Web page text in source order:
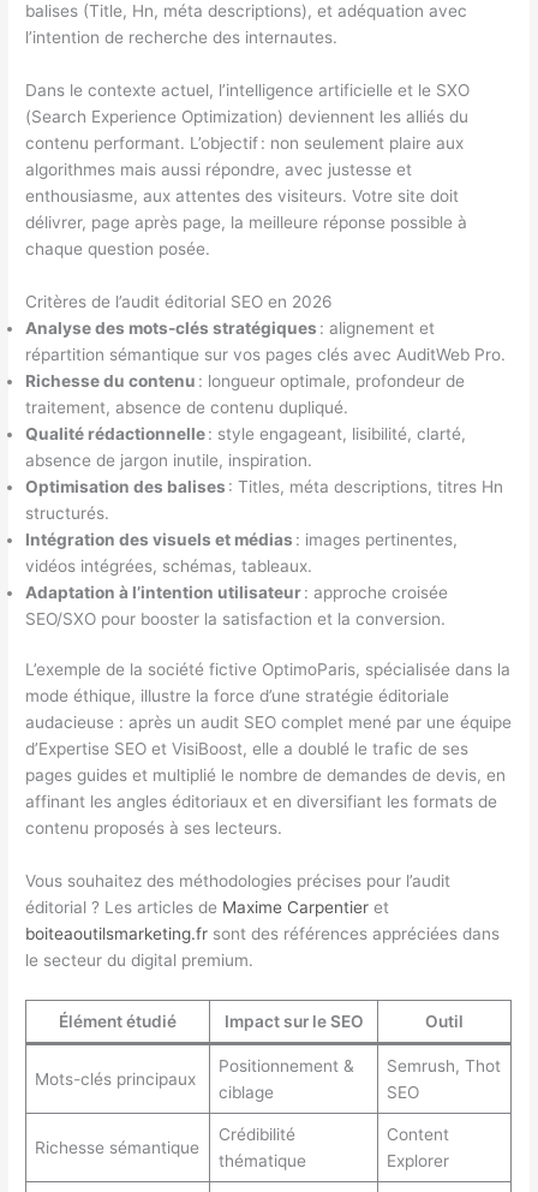
balises (Title, Hn, méta descriptions), et adéquation avec
l’intention de recherche des internautes.
Dans le contexte actuel, l’intelligence artificielle et le SXO
(Search Experience Optimization) deviennent les alliés du
contenu performant. L’objectif : non seulement plaire aux
algorithmes mais aussi répondre, avec justesse et
enthousiasme, aux attentes des visiteurs. Votre site doit
délivrer, page après page, la meilleure réponse possible à
chaque question posée.
Critères de l’audit éditorial SEO en 2026
Analyse des mots-clés stratégiques : alignement et
répartition sémantique sur vos pages clés avec AuditWeb Pro.
Richesse du contenu : longueur optimale, profondeur de
traitement, absence de contenu dupliqué.
Qualité rédactionnelle: style engageant, lisibilité, clarté,
absence de jargon inutile, inspiration.
Optimisation des balises : Titles, méta descriptions, titres Hn
structurés.
Intégration des visuels et médias : images pertinentes,
vidéos intégrées, schémas, tableaux.
Adaptation à l’intention utilisateur: approche croisée
SEO/SXO pour booster la satisfaction et la conversion.
L’exemple de la société fictive OptimoParis, spécialisée dans la
mode éthique, illustre la force d’une stratégie éditoriale
audacieuse : après un audit SEO complet mené par une équipe
d’Expertise SEO et VisiBoost, elle a doublé le trafic de ses
pages guides et multiplié le nombre de demandes de devis, en
affinant les angles éditoriaux et en diversifiant les formats de
contenu proposés à ses lecteurs.
Vous souhaitez des méthodologies précises pour l’audit
éditorial ? Les articles de Maxime Carpentier et
boiteaoutilsmarketing.fr sont des références appréciées dans
le secteur du digital premium.
Élément étudié Impact sur le SEO Outil
Mots-clés principaux
Positionnement &
ciblage
Semrush, Thot
SEO
Richesse sémantique
Crédibilité
thématique
Content
Explorer